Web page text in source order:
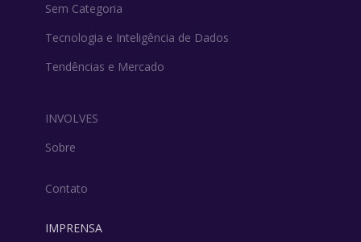
Sem Categoria
Tecnologia e Inteligência de Dados
Tendências e Mercado
INVOLVES
Sobre
Contato
IMPRENSA